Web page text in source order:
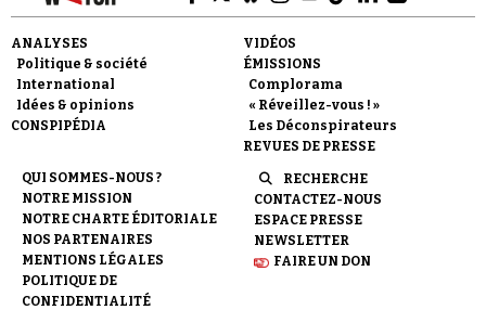
ANALYSES
Politique & société
International
Idées & opinions
CONSPIPÉDIA
VIDÉOS
ÉMISSIONS
Complorama
« Réveillez-vous ! »
Les Déconspirateurs
REVUES DE PRESSE
QUI SOMMES-NOUS ?
NOTRE MISSION
NOTRE CHARTE ÉDITORIALE
NOS PARTENAIRES
MENTIONS LÉGALES
POLITIQUE DE
CONFIDENTIALITÉ
RECHERCHE
CONTACTEZ-NOUS
ESPACE PRESSE
NEWSLETTER
FAIRE UN DON